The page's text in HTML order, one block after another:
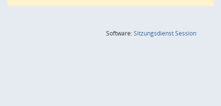
Software:SitzungsdienstSession(Wird in